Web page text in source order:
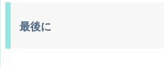
最後に